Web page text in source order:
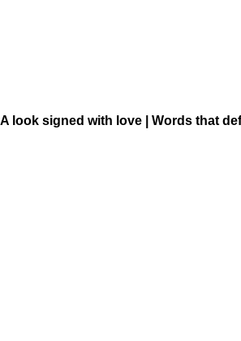
A look signed with love | Words that